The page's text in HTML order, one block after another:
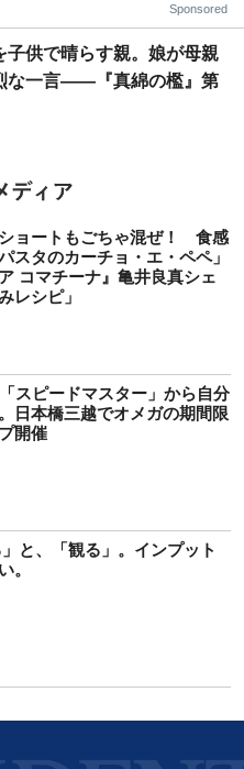
Sponsored
子供で晴らす親。娘が母親
な一言――『真綿の檻』第
ョートもごちゃ混ぜ！ 食感
スタのカーチョ・エ・ペペ」
コマチーナ』亀井良真シェ
レシピ」
スピードマスター」から自分
日本橋三越でオメガの期間限
開催
と、「観る」。インプット
。